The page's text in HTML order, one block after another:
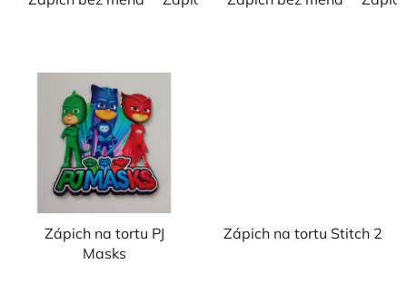
Zápich na tortu PJ
Masks
Zápich na tortu Stitch 2